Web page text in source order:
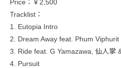
Price：￥2,500
Tracklist：
1. Eutopia Intro
2. Dream Away feat. Phum Viphurit
3. Ride feat. G Yamazawa, 仙人掌
4. Pursuit